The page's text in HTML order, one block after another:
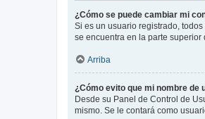
¿Cómo se puede cambiar mi
Si es un usuario registrado,
se encuentra en la parte
Arriba
¿Cómo evito que mi nombre de
Desde su Panel de Control de
mismo. Se le contará como